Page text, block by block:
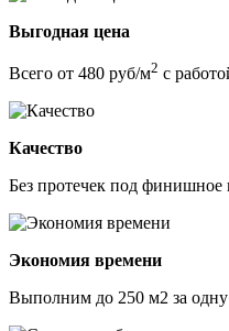
Выгодная цена
Всего от 480 руб/м2 с
Качество
Без протечек под финишное
Экономия времени
Выполним до 250 м2 за